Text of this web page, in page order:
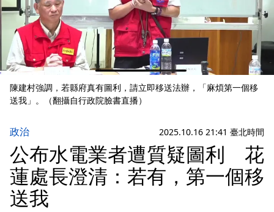
陳建村強調，若縣府真有圖利，請立即移送法辦，「麻煩第一個移
送我」。（翻攝自行政院臉書直播）
政治 2025.10.16 21:41 臺北時間
公布水電業者遭質疑圖利 花
蓮處長澄清：若有，第一個移
送我